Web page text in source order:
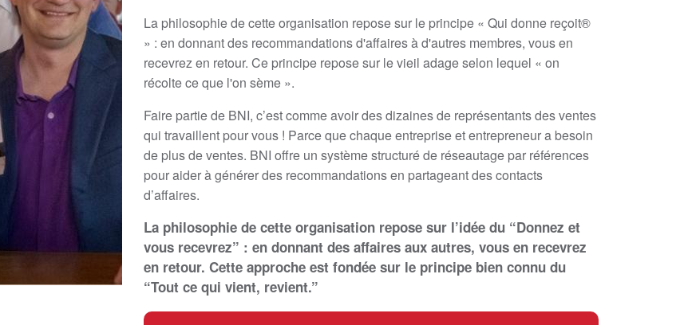
La philosophie de cette organisation repose sur le principe « Qui donne reçoit®
» : en donnant des recommandations d'affaires à d'autres membres, vous en
recevrez en retour. Ce principe repose sur le vieil adage selon lequel « on
récolte ce que l'on sème ».
Faire partie de BNI, c’est comme avoir des dizaines de représentants des ventes
qui travaillent pour vous ! Parce que chaque entreprise et entrepreneur a besoin
de plus de ventes. BNI offre un système structuré de réseautage par références
pour aider à générer des recommandations en partageant des contacts
d’affaires.
La philosophie de cette organisation repose sur l’idée du “Donnez et
vous recevrez” : en donnant des affaires aux autres, vous en recevrez
en retour. Cette approche est fondée sur le principe bien connu du
“Tout ce qui vient, revient.”